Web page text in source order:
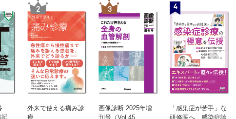
紀
2
外来で使える痛み診
療
3
画像診断 2025年増
刊号（Vol.45
4
「感染症が苦手」な
研修医へ 感染症診